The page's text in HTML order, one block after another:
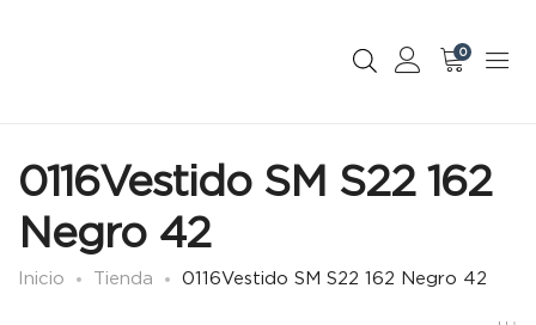
0
0116Vestido SM S22 162
Negro 42
Inicio Tienda 0116Vestido SM S22 162 Negro 42